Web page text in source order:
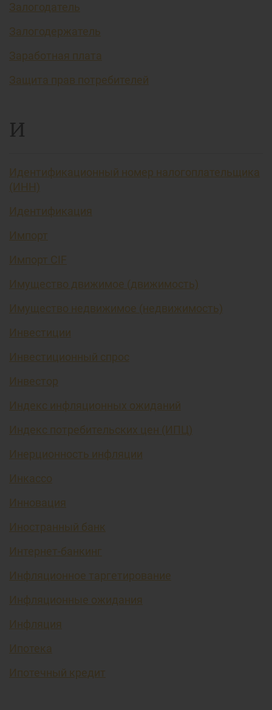
Залогодатель
Залогодержатель
Заработная плата
Защита прав потребителей
И
Идентификационный номер налогоплательщика
(ИНН)
Идентификация
Импорт
Импорт CIF
Имущество движимое (движимость)
Имущество недвижимое (недвижимость)
Инвестиции
Инвестиционный спрос
Инвестор
Индекс инфляционных ожиданий
Индекс потребительских цен (ИПЦ)
Инерционность инфляции
Инкассо
Инновация
Иностранный банк
Интернет-банкинг
Инфляционное таргетирование
Инфляционные ожидания
Инфляция
Ипотека
Ипотечный кредит